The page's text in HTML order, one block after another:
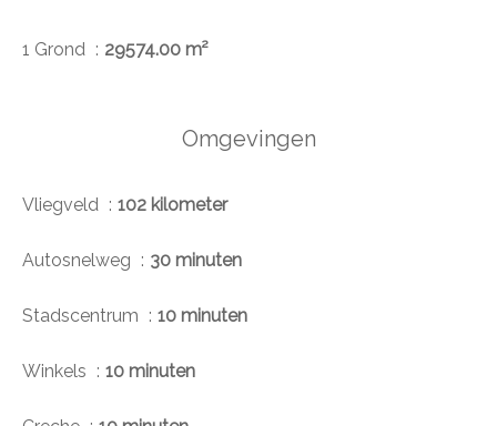
1 Grond 29574.00 m²
Omgevingen
Vliegveld 102 kilometer
Autosnelweg 30 minuten
Stadscentrum 10 minuten
Winkels 10 minuten